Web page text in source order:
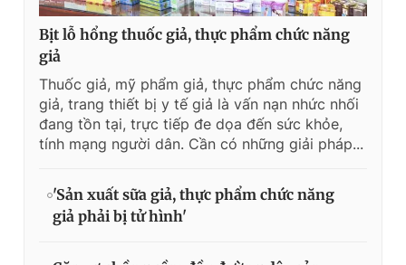
Bịt lỗ hổng thuốc giả, thực phẩm chức năng
giả
Thuốc giả, mỹ phẩm giả, thực phẩm chức năng
giả, trang thiết bị y tế giả là vấn nạn nhức nhối
đang tồn tại, trực tiếp đe dọa đến sức khỏe,
tính mạng người dân. Cần có những giải pháp...
'Sản xuất sữa giả, thực phẩm chức năng
giả phải bị tử hình'